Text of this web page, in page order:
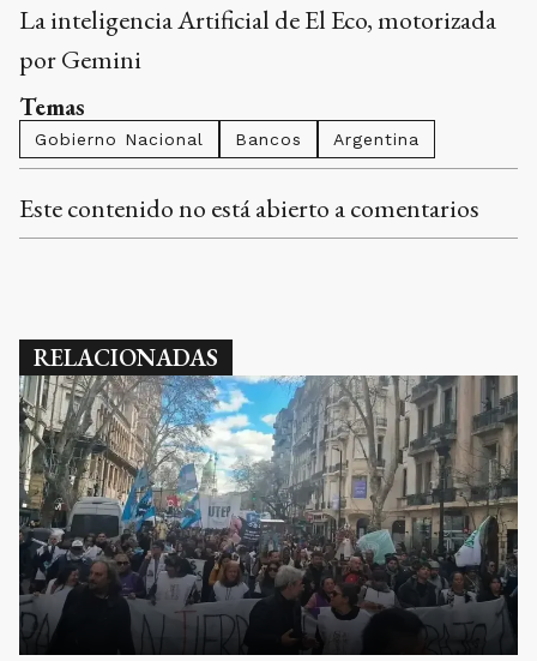
La inteligencia Artificial de El Eco, motorizada
por Gemini
Temas
Gobierno Nacional Bancos Argentina
Este contenido no está abierto a comentarios
RELACIONADAS